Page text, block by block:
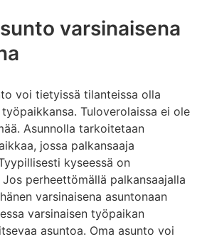
varsinaisena
voi tietyissä tilanteissa olla
Tuloverolaissa ei ole
Asunnolla tarkoitetaan
jossa palkansaaja
kyseessä on
perheettömällä palkansaajalla
varsinaisena asuntonaan
varsinaisen työpaikan
asuntoa. Oma asunto voi